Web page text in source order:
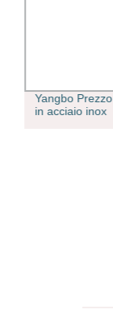
Yangbo
in acciaio inox